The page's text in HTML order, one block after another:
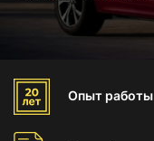
Опыт работы